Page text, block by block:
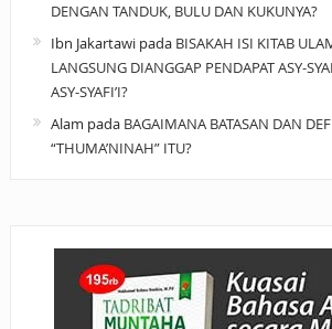
DENGAN TANDUK, BULU DAN KUKUNYA?
Ibn Jakartawipada BISAKAH ISI KITAB
LANGSUNG DIANGGAP PENDAPAT ASY-
ASY-SYAFI’I?
Alam pada BAGAIMANA BATASAN DAN
“THUMA’NINAH” ITU?